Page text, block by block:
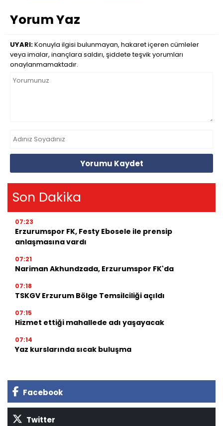
Yorum Yaz
UYARI:Konuyla ilgisi bulunmayan, hakaret içeren cümleler
veya imalar, inançlara saldırı, şiddete teşvik yorumları
onaylanmamaktadır.
Yorumu Kaydet
Son Dakika
07:23
Erzurumspor FK, Festy Ebosele ile prensip
anlaşmasına vardı
07:21
Nariman Akhundzada, Erzurumspor FK'da
07:18
TSKGV Erzurum Bölge Temsilciliği açıldı
07:15
Hizmet ettiği mahallede adı yaşayacak
07:14
Yaz kurslarında sıcak buluşma
Facebook
Twitter